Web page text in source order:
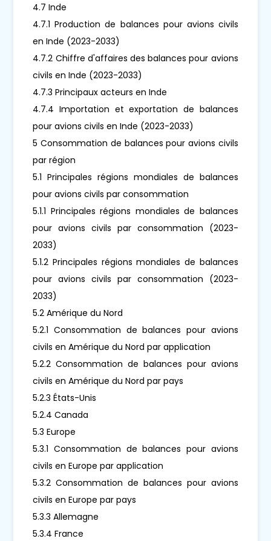
4.7 Inde
4.7.1 Production de balances pour avions civils
en Inde (2023-2033)
4.7.2 Chiffre d'affaires des balances pour avions
civils en Inde (2023-2033)
4.7.3 Principaux acteurs en Inde
4.7.4 Importation et exportation de balances
pour avions civils en Inde (2023-2033)
5 Consommation de balances pour avions civils
par région
5.1 Principales régions mondiales de balances
pour avions civils par consommation
5.1.1 Principales régions mondiales de balances
pour avions civils par consommation (2023-
2033)
5.1.2 Principales régions mondiales de balances
pour avions civils par consommation (2023-
2033)
5.2 Amérique du Nord
5.2.1 Consommation de balances pour avions
civils en Amérique du Nord par application
5.2.2 Consommation de balances pour avions
civils en Amérique du Nord par pays
5.2.3 États-Unis
5.2.4 Canada
5.3 Europe
5.3.1 Consommation de balances pour avions
civils en Europe par application
5.3.2 Consommation de balances pour avions
civils en Europe par pays
5.3.3 Allemagne
5.3.4 France